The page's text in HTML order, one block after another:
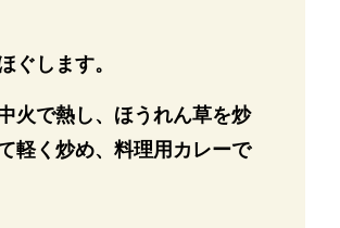
ぐします。
火で熱し、ほうれん草を炒
軽く炒め、料理用カレーで